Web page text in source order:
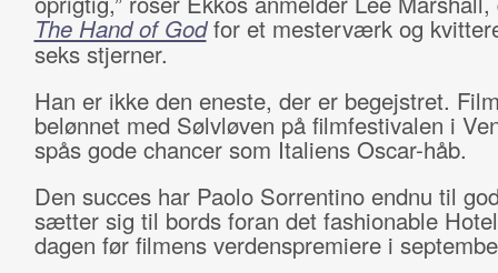
The Hand of Godfor et mesterværk og
seks stjerner.
Han er ikke den eneste, der er begejstret.
belønnet med Sølvløven på filmfestivalen i
spås gode chancer som Italiens Oscar-håb.
Den succes har Paolo Sorrentino endnu til
sætter sig til bords foran det fashionable
dagen før filmens verdenspremiere i